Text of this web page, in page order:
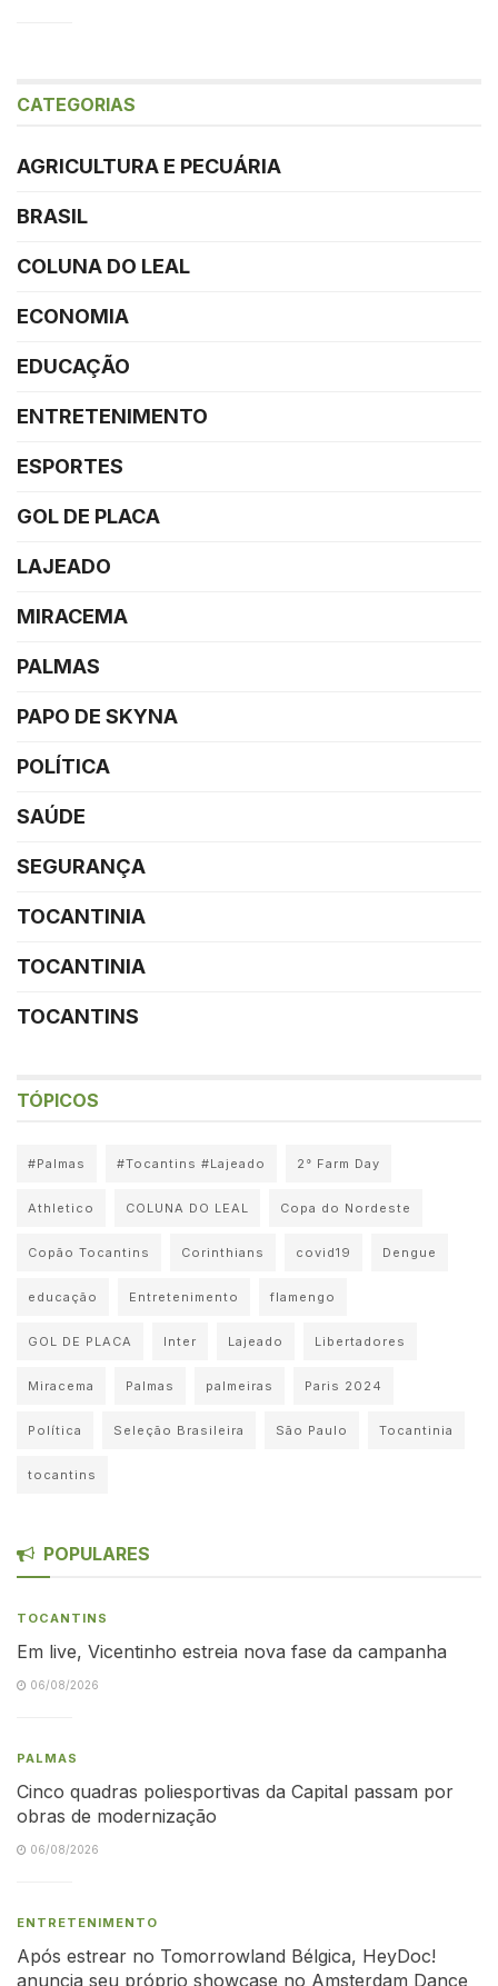
CATEGORIAS
AGRICULTURA E PECUÁRIA
BRASIL
COLUNA DO LEAL
ECONOMIA
EDUCAÇÃO
ENTRETENIMENTO
ESPORTES
GOL DE PLACA
LAJEADO
MIRACEMA
PALMAS
PAPO DE SKYNA
POLÍTICA
SAÚDE
SEGURANÇA
TOCANTINIA
TOCANTINIA
TOCANTINS
TÓPICOS
#Palmas #Tocantins #Lajeado 2° Farm Day
Athletico COLUNA DO LEAL Copa do Nordeste
Copão Tocantins Corinthians covid19 Dengue
educação Entretenimento flamengo
GOL DE PLACA Inter Lajeado Libertadores
Miracema Palmas palmeiras Paris 2024
Política Seleção Brasileira São Paulo Tocantinia
tocantins
POPULARES
TOCANTINS
Em live, Vicentinho estreia nova fase da campanha
06/08/2026
PALMAS
Cinco quadras poliesportivas da Capital passam por
obras de modernização
06/08/2026
ENTRETENIMENTO
Após estrear no Tomorrowland Bélgica, HeyDoc!
anuncia seu próprio showcase no Amsterdam Dance